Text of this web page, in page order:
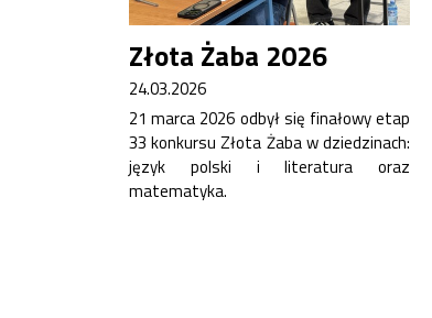
Złota Żaba 2026
24.03.2026
21 marca 2026 odbył się finałowy etap
33 konkursu Złota Żaba w dziedzinach:
język polski i literatura oraz
matematyka.